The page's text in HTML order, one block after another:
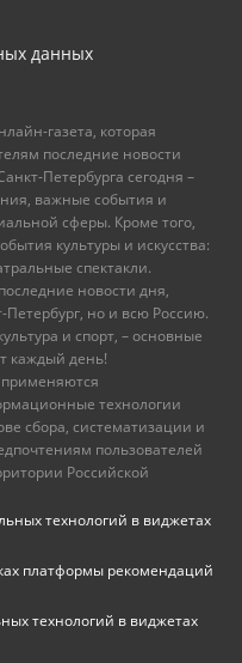
данных
газета, которая
последние новости
Петербурга сегодня –
важные события и
сферы. Кроме того,
культуры и искусства:
спектакли.
новости дня,
Петербург, но и всю Россию.
и спорт, – основные
каждый день!
технологии
сбора, систематизации и
пользователей
Российской
технологий в виджетах
платформы рекомендаций
технологий в виджетах